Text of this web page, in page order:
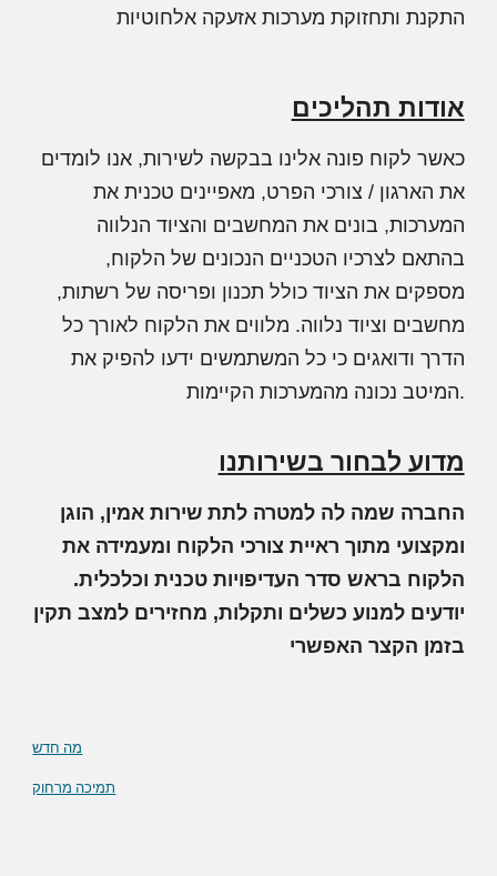
התקנת ותחזוקת מערכות אזעקה אלחוטיות
אודות תהליכים
כאשר לקוח פונה אלינו בבקשה לשירות, אנו לומדים
את הארגון / צורכי הפרט, מאפיינים טכנית את
המערכות, בונים את המחשבים והציוד הנלווה
בהתאם לצרכיו הטכניים הנכונים של הלקוח,
מספקים את הציוד כולל תכנון ופריסה של רשתות,
מחשבים וציוד נלווה. מלווים את הלקוח לאורך כל
הדרך ודואגים כי כל המשתמשים ידעו להפיק את
המיטב נכונה מהמערכות הקיימות.
מדוע לבחור בשירותנו
החברה שמה לה למטרה לתת שירות אמין, הוגן
ומקצועי מתוך ראיית צורכי הלקוח ומעמידה את
הלקוח בראש סדר העדיפויות טכנית וכלכלית.
יודעים למנוע כשלים ותקלות, מחזירים למצב תקין
בזמן הקצר האפשרי
מה חדש
תמיכה מרחוק